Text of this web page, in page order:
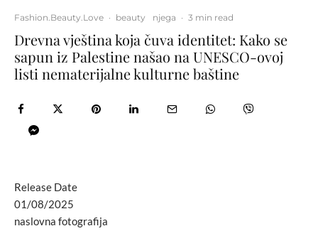
Fashion.Beauty.Love · beauty njega · 3 min read
Drevna vještina koja čuva identitet: Kako se
sapun iz Palestine našao na UNESCO-ovoj
listi nematerijalne kulturne baštine
Release Date
01/08/2025
naslovna fotografija